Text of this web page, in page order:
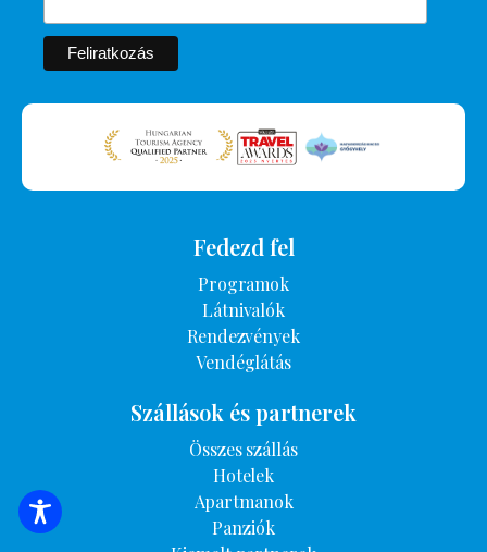
SZÁLLÁSOK KERESÉSE
Fedezd fel
Programok
Látnivalók
Rendezvények
Vendéglátás
Szállások és partnerek
Összes szállás
Hotelek
Apartmanok
Panziók